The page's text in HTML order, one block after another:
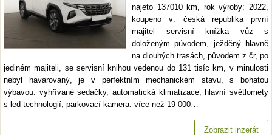
najeto 137010 km, rok výroby: 2022,
koupeno v: česká republika první
majitel servisní knížka vůz s
doloženým původem, ježděný hlavně
na dlouhých trasách, původem z čr, po
jediném majiteli, se servisní knihou vedenou do 131 tisíc km, v minulosti
nebyl havarovaný, je v perfektním mechanickém stavu, s bohatou
výbavou: vyhřívané sedačky, automatická klimatizace, hlavní světlomety
s led technologií, parkovací kamera. více než 19 000…
Zobrazit inzerát